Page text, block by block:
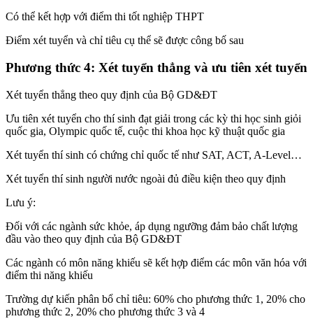
Có thể kết hợp với điểm thi tốt nghiệp THPT
Điểm xét tuyển và chỉ tiêu cụ thể sẽ được công bố sau
Phương thức 4: Xét tuyển thẳng và ưu tiên xét tuyển
Xét tuyển thẳng theo quy định của Bộ GD&ĐT
Ưu tiên xét tuyển cho thí sinh đạt giải trong các kỳ thi học sinh giỏi
quốc gia, Olympic quốc tế, cuộc thi khoa học kỹ thuật quốc gia
Xét tuyển thí sinh có chứng chỉ quốc tế như SAT, ACT, A-Level…
Xét tuyển thí sinh người nước ngoài đủ điều kiện theo quy định
Lưu ý:
Đối với các ngành sức khỏe, áp dụng ngưỡng đảm bảo chất lượng
đầu vào theo quy định của Bộ GD&ĐT
Các ngành có môn năng khiếu sẽ kết hợp điểm các môn văn hóa với
điểm thi năng khiếu
Trường dự kiến phân bổ chỉ tiêu: 60% cho phương thức 1, 20% cho
phương thức 2, 20% cho phương thức 3 và 4